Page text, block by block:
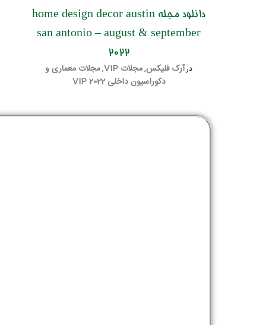
دانلود مجله home design decor austin
san antonio – august & september
2022
درآرک فلیکس,مجلات VIP ,مجلات معماری و
دکوراسیون داخلی 2022 VIP